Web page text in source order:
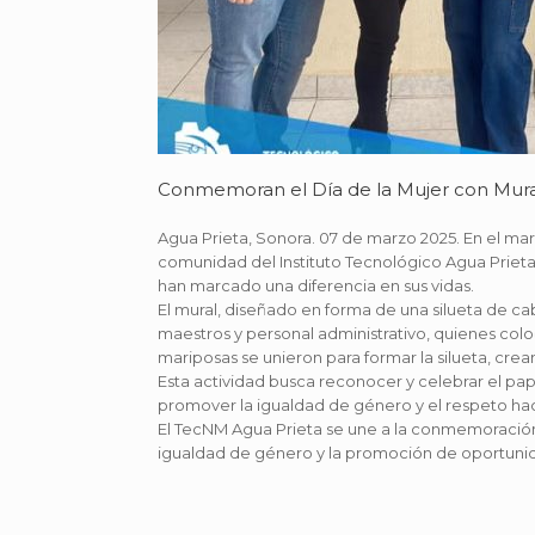
Conmemoran el Día de la Mujer con
Agua Prieta, Sonora. 07 de marzo 2025. En el
comunidad del Instituto Tecnológico Agua
han marcado una diferencia en sus vidas.
El mural, diseñado en forma de una silueta de
maestros y personal administrativo, quienes
mariposas se unieron para formar la silueta,
Esta actividad busca reconocer y celebrar el
promover la igualdad de género y el respeto
El TecNM Agua Prieta se une a la
igualdad de género y la promoción de